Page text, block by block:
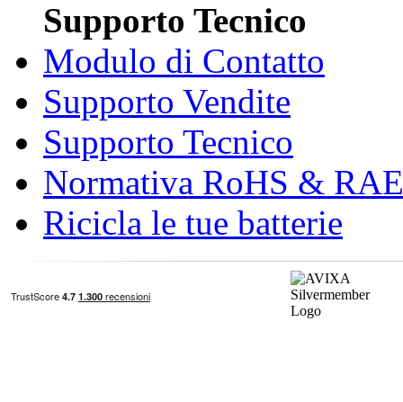
Supporto Tecnico
Modulo di Contatto
Supporto Vendite
Supporto Tecnico
Normativa RoHS &
Ricicla le tue batterie